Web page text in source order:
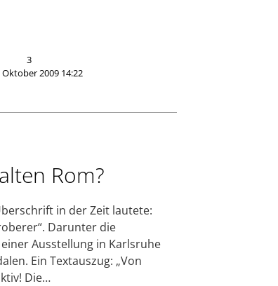
3
2009 14:22
Rom?
in der Zeit lautete:
Darunter die
Ausstellung in Karlsruhe
Ein Textauszug: „Von
Die…